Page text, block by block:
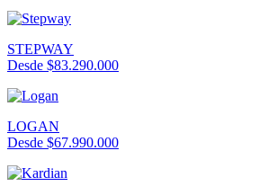
STEPWAY
Desde $83.290.000
LOGAN
Desde $67.990.000